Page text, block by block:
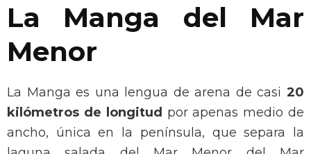
La Manga del Mar
Menor
La Manga es una lengua de arena de casi 20
kilómetros de longitud por apenas medio de
ancho, única en la península, que separa la